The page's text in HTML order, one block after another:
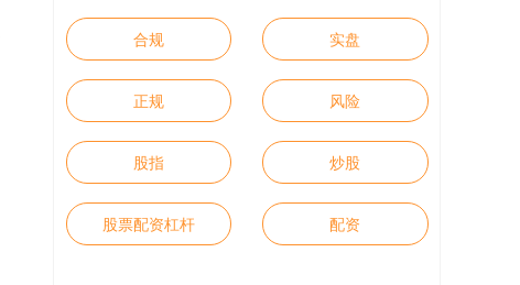
合规 实盘
正规 风险
股指 炒股
股票配资杠杆 配资